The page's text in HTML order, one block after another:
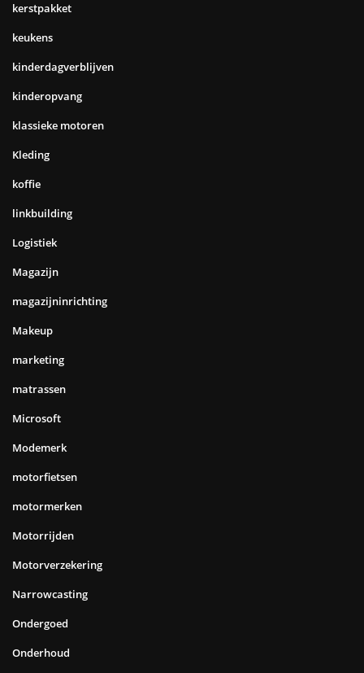
kerstpakket
keukens
kinderdagverblijven
kinderopvang
klassieke motoren
Kleding
koffie
linkbuilding
Logistiek
Magazijn
magazijninrichting
Makeup
marketing
matrassen
Microsoft
Modemerk
motorfietsen
motormerken
Motorrijden
Motorverzekering
Narrowcasting
Ondergoed
Onderhoud